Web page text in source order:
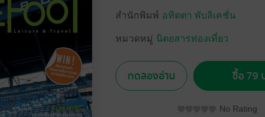
สำนักพิมพ์ อทิตตา พับลิเคชั่น
หมวดหมู่ นิตยสารท่องเที่ยว
ทดลองอ่าน ซื้อ 79
No Rating